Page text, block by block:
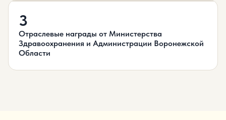
3
Отраслевые награды от Министерства
Здравоохранения и Администрации Воронежской
Области